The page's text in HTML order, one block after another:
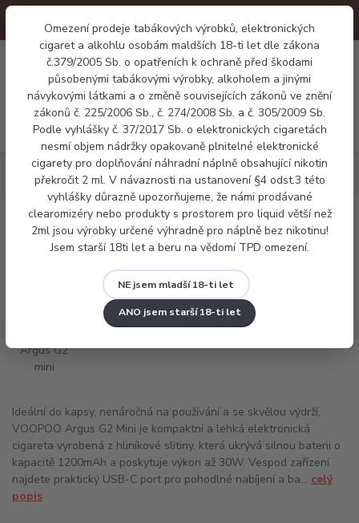
Omezení prodeje tabákových výrobků, elektronických
cigaret a alkohlu osobám maldších 18-ti let dle zákona
č.379/2005 Sb. o opatřeních k ochraně před škodami
působenými tabákovými výrobky, alkoholem a jinými
návykovými látkami a o změně souvisejících zákonů ve znění
zákonů č. 225/2006 Sb., č. 274/2008 Sb. a č. 305/2009 Sb.
Podle vyhlášky č. 37/2017 Sb. o elektronických cigaretách
nesmí objem nádržky opakovaně plnitelné elektronické
cigarety pro doplňování náhradní náplně obsahující nikotin
překročit 2 ml. V návaznosti na ustanovení §4 odst.3 této
vyhlášky důrazně upozorňujeme, že námi prodávané
clearomizéry nebo produkty s prostorem pro liquid větší než
2ml jsou výrobky určené výhradně pro náplně bez nikotinu!
Jsem starší 18ti let a beru na vědomí TPD omezení.
NE jsem mladší 18-ti let
ANO jsem starší 18-ti let
Menu
0 Kč
Elektronické cigarety Voopoo Argus G2 mini
Voopoo Argus G2 mini
Ideální do kapsy, nenáročná na používání a se skvělou výdrží,
VOOPOO Argus G2 Mini je kompaktní a lehká elektronická
cigareta vyrobená z hliníkové slitiny, která ukrývá silnou baterii o
kapacitě 1200mAh a poskytuje výkon až 30W. Vespod zařízení
najdete praktický USB-C port pro pohodlné nabíjení a ba... celý
popis